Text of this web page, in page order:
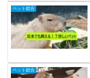
ペット総合
ペット総合